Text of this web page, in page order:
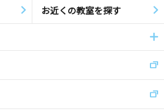
お近くの教室を探す